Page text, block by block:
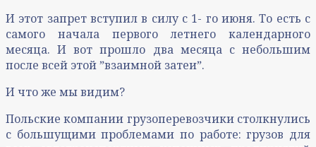
И этот запрет вступил в силу с 1- го июня. То есть с
самого начала первого летнего календарного
месяца. И вот прошло два месяца с небольшим
после всей этой ˮвзаимной затеиˮ.
И что же мы видим?
Польские компании грузоперевозчики столкнулись
с большущими проблемами по работе: грузов для